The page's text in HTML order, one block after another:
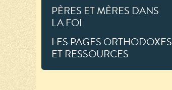
PÈRES ET MÈRES DANS
LA FOI
LES PAGES ORTHODOXES
ET RESSOURCES